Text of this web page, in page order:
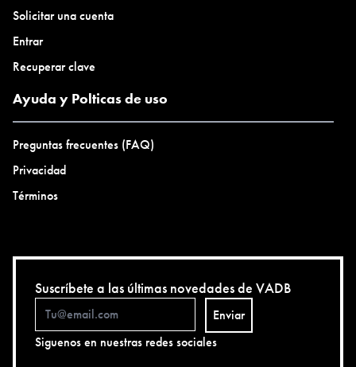
Solicitar una cuenta
Entrar
Recuperar clave
Ayuda y Polticas de uso
Preguntas frecuentes (FAQ)
Privacidad
Términos
Suscríbete a las últimas novedades de VADB
Enviar
Siguenos en nuestras redes sociales